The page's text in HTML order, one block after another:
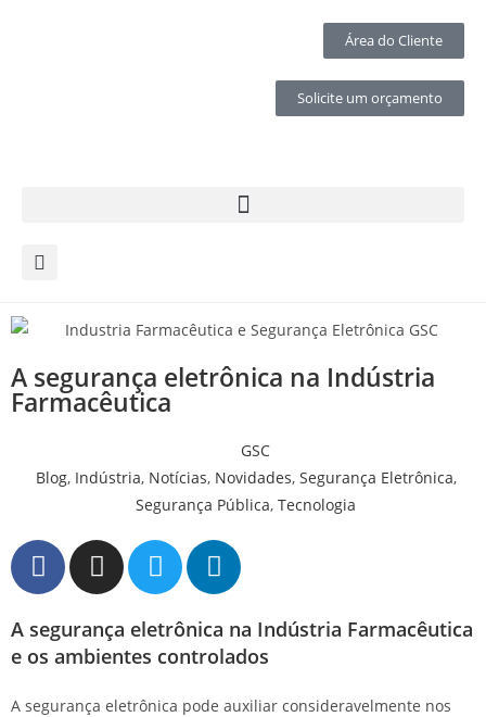
Área do Cliente
Solicite um orçamento
A segurança eletrônica na Indústria
Farmacêutica
GSC
Blog, Indústria, Notícias, Novidades, Segurança Eletrônica,
Segurança Pública, Tecnologia
A segurança eletrônica na Indústria Farmacêutica
e os ambientes controlados
A segurança eletrônica pode auxiliar consideravelmente nos